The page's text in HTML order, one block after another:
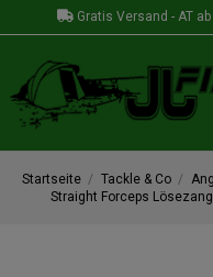
Gratis Versand - AT
Startseite Tackle & Co
Straight Forceps